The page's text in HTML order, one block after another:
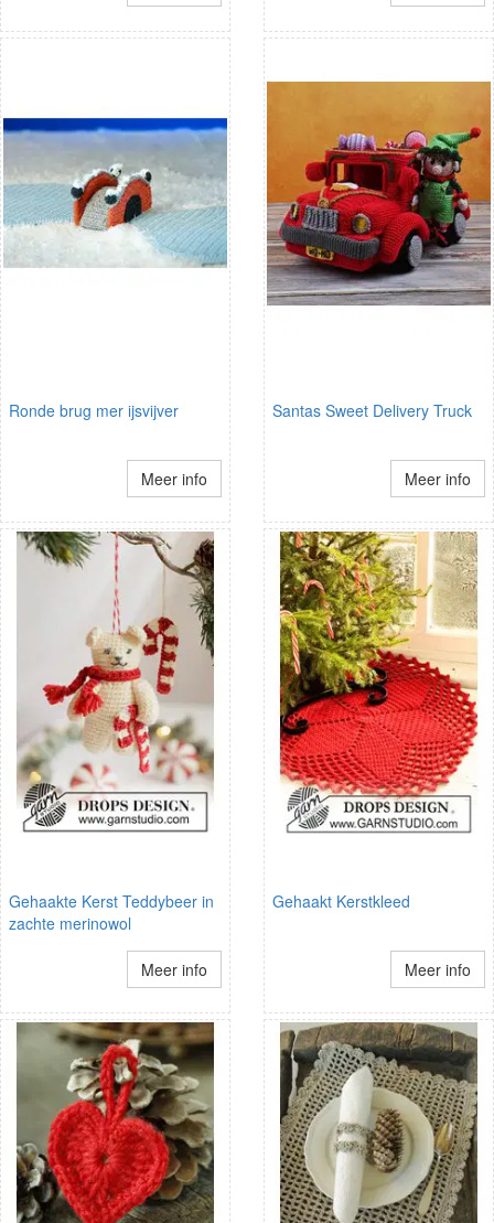
Ronde brug mer ijsvijver
Meer info
Santas Sweet Delivery Truck
Meer info
Gehaakte Kerst Teddybeer in
zachte merinowol
Meer info
Gehaakt Kerstkleed
Meer info